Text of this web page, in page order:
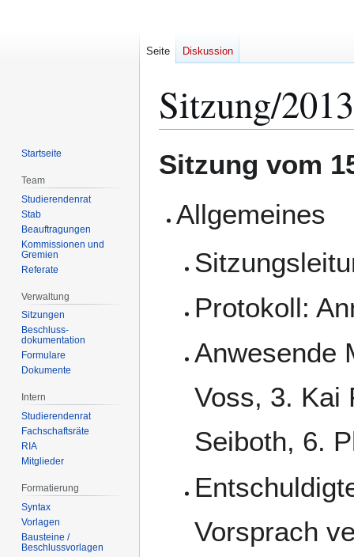
Sitzung/
Navigation
Suche
Sitzung vom
Allgemeines
Protokoll:
Anwesende
Voss, 3. Kai
Seiboth, 6.
Vorsprach
Seite Diskussion
Startseite
Team
Studierendenrat
Stab
Beauftragungen
Kommissionen und
Gremien
Referate
Verwaltung
Sitzungen
Beschluss-
dokumentation
Formulare
Dokumente
Intern
Studierendenrat
Fachschaftsräte
RIA
Mitglieder
Formatierung
Syntax
Vorlagen
Bausteine /
Beschlussvorlagen